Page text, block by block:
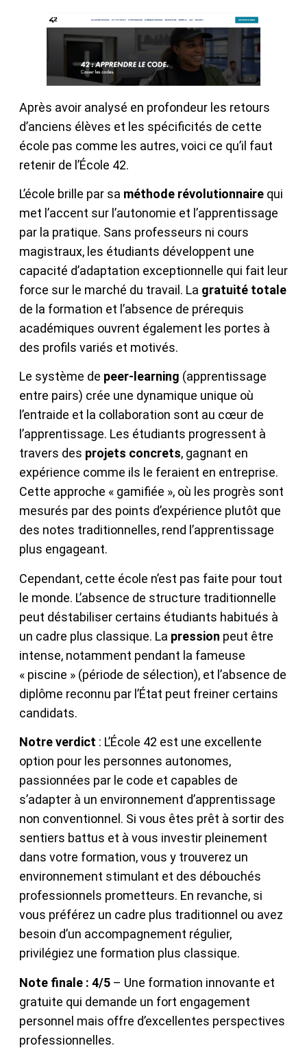
Après avoir analysé en profondeur les retours
d’anciens élèves et les spécificités de cette
école pas comme les autres, voici ce qu’il faut
retenir de l’École 42.
L’école brille par sa méthode révolutionnaire qui
met l’accent sur l’autonomie et l’apprentissage
par la pratique. Sans professeurs ni cours
magistraux, les étudiants développent une
capacité d’adaptation exceptionnelle qui fait leur
force sur le marché du travail. La gratuité totale
de la formation et l’absence de prérequis
académiques ouvrent également les portes à
des profils variés et motivés.
Le système de peer-learning (apprentissage
entre pairs) crée une dynamique unique où
l’entraide et la collaboration sont au cœur de
l’apprentissage. Les étudiants progressent à
travers des projets concrets, gagnant en
expérience comme ils le feraient en entreprise.
Cette approche « gamifiée », où les progrès sont
mesurés par des points d’expérience plutôt que
des notes traditionnelles, rend l’apprentissage
plus engageant.
Cependant, cette école n’est pas faite pour tout
le monde. L’absence de structure traditionnelle
peut déstabiliser certains étudiants habitués à
un cadre plus classique. La pression peut être
intense, notamment pendant la fameuse
« piscine » (période de sélection), et l’absence de
diplôme reconnu par l’État peut freiner certains
candidats.
Notre verdict : L’École 42 est une excellente
option pour les personnes autonomes,
passionnées par le code et capables de
s’adapter à un environnement d’apprentissage
non conventionnel. Si vous êtes prêt à sortir des
sentiers battus et à vous investir pleinement
dans votre formation, vous y trouverez un
environnement stimulant et des débouchés
professionnels prometteurs. En revanche, si
vous préférez un cadre plus traditionnel ou avez
besoin d’un accompagnement régulier,
privilégiez une formation plus classique.
Note finale : 4/5 – Une formation innovante et
gratuite qui demande un fort engagement
personnel mais offre d’excellentes perspectives
professionnelles.